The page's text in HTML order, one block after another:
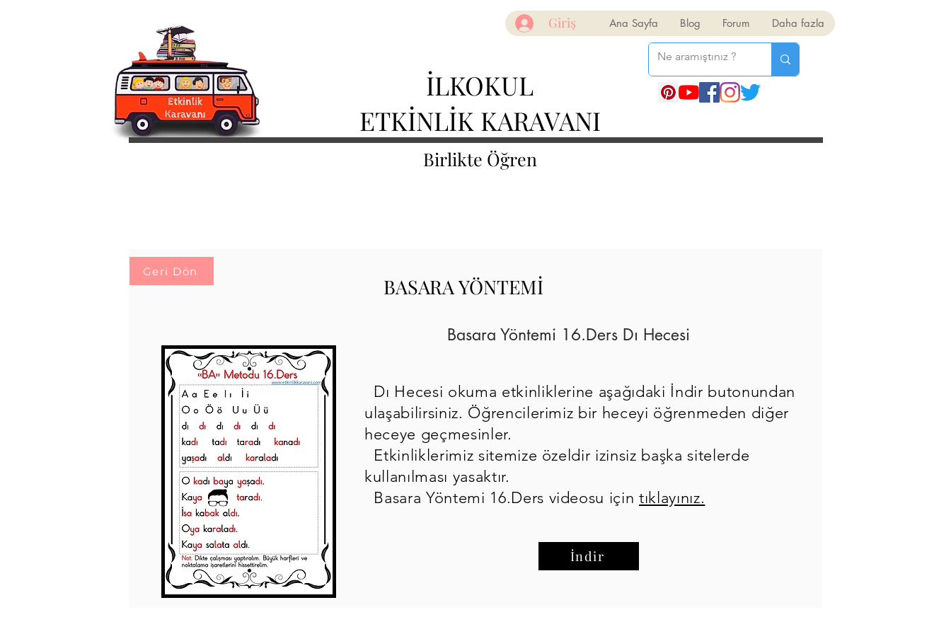
Ana Sayfa Blog Forum Daha fazla
Giriş
İLKOKUL
ETKİNLİK KARAVANI
Birlikte Öğren
Geri Dön
BASARA YÖNTEMİ
Basara Yöntemi 16.Ders Dı Hecesi
Dı Hecesi okuma etkinliklerine aşağıdaki İndir butonundan
ulaşabilirsiniz. Öğrencilerimiz bir heceyi öğrenmeden diğer
heceye geçmesinler.
Etkinliklerimiz sitemize özeldir izinsiz başka sitelerde
kullanılması yasaktır.
Basara Yöntemi 16.Ders videosu içintıklayınız.
İndir